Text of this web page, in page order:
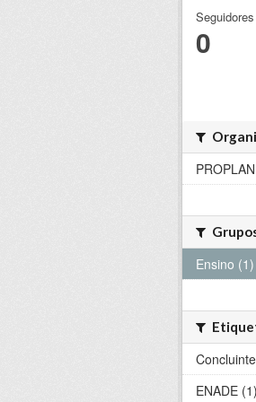
Seguidores
0
Ensino (1)
ENADE (1)